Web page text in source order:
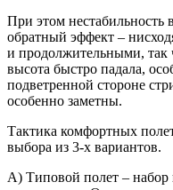
При этом нестабильность
обратный эффект –
и продолжительными, так
высота быстро падала,
подветренной стороне
особенно заметны.
Тактика комфортных
выбора из 3-х вариантов.
А) Типовой полет – набор